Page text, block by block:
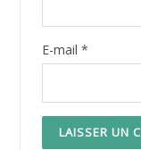
E-mail *